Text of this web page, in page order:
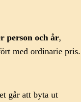
person och år,
med ordinarie pris.
går att byta ut